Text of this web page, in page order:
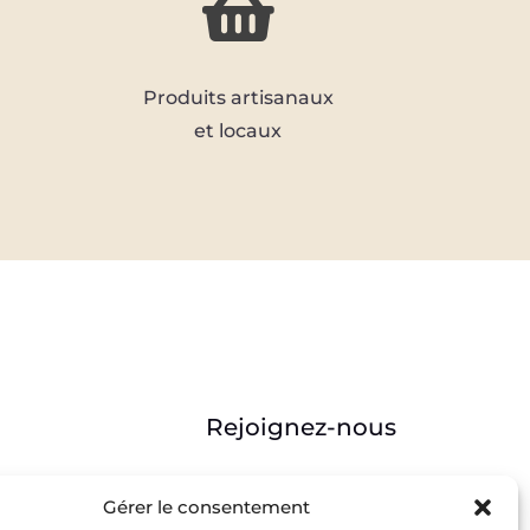
Gérer le consentement

Produits artisanaux
et locaux
Rejoignez-nous
 